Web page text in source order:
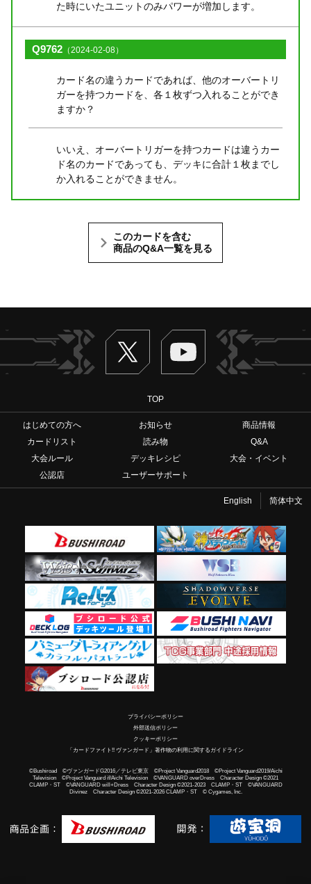
た時にいたユニットのみパワーが増加します。
Q9762 （2024-02-08）
カード名の違うカードであれば、他のオーバートリ
ガーを持つカードを、各１枚ずつ入れることができ
ますか？
いいえ、オーバートリガーを持つカードは違うカー
ド名のカードであっても、デッキに合計１枚までし
か入れることができません。
このカードを含む
商品のQ&A一覧を見る
Twitter ヴァンガードch
TOP
はじめての方へ お知らせ
商品情報
カードリスト
読み物
Q&A
大会ルール
デッキレシピ
大会・イベント
公認店
ユーザーサポート
English 简体中文
プライバシーポリシー
外部送信ポリシー
クッキーポリシー
「カードファイト!! ヴァンガード」著作物の利用に関するガイドライン
©Bushiroad ©ヴァンガードG2016／テレビ東京 ©Project Vanguard2018 ©Project Vanguard2019/Aichi
Television ©Project Vanguard if/Aichi Television ©VANGUARD overDress Character Design ©2021
CLAMP・ST ©VANGUARD will+Dress Character Design ©2021-2023 CLAMP・ST ©VANGUARD
Divinez Character Design ©2021-2026 CLAMP・ST © Cygames, Inc.